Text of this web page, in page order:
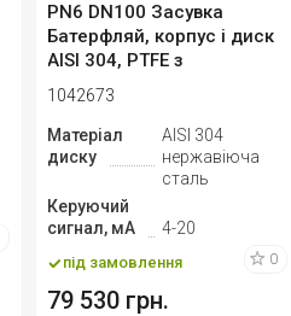
PN6 DN100 Засувка
Батерфляй, корпус і диск
AISI 304, PTFE з
пневмоприводом Ex...
1042673
Матеріал
диску
AISI 304
нержавіюча
сталь
Керуючий
сигнал, мА
4-20
під замовлення 0
79 530 грн.